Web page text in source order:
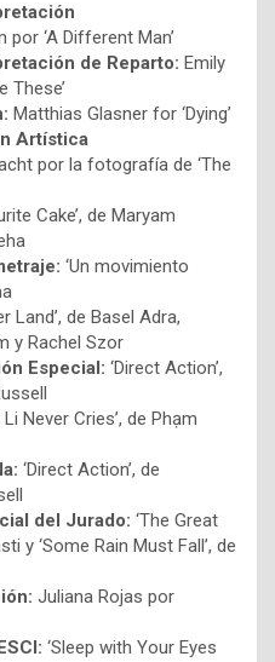
por ‘A Different Man’
de Reparto: Emily
These’
Matthias Glasner for ‘Dying’
Artística
por la fotografía de ‘The
Cake’, de Maryam
‘Un movimiento
Land’, de Basel Adra,
y Rachel Szor
Especial: ‘Direct Action’,
Li Never Cries’, de Phạm
‘Direct Action’, de
del Jurado: ‘The Great
y ‘Some Rain Must Fall’, de
Juliana Rojas por
‘Sleep with Your Eyes